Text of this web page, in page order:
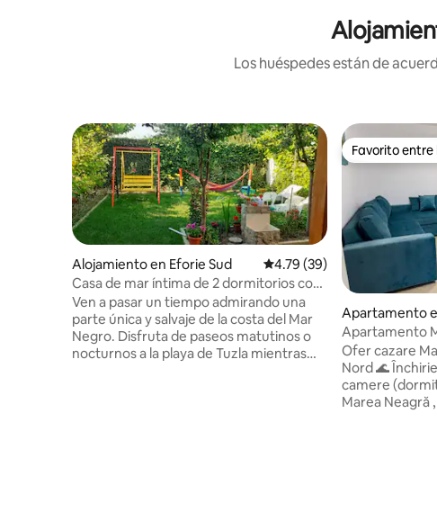
Los huéspedes están de
Alojamiento en Eforie Sud Calificación promedio: 4.79
4.79 (39)
Casa de mar íntima de 2 dormitorios con
patio privado
Ven a pasar un tiempo admirando una
parte única y salvaje de la costa del Mar
Negro. Disfruta de paseos matutinos o
nocturnos a la playa de Tuzla mientras
Favorito entre
Favorito entre
Apartamento
Apartamento
Ofer cazare
Nord 🌊
camere
Marea Neagră